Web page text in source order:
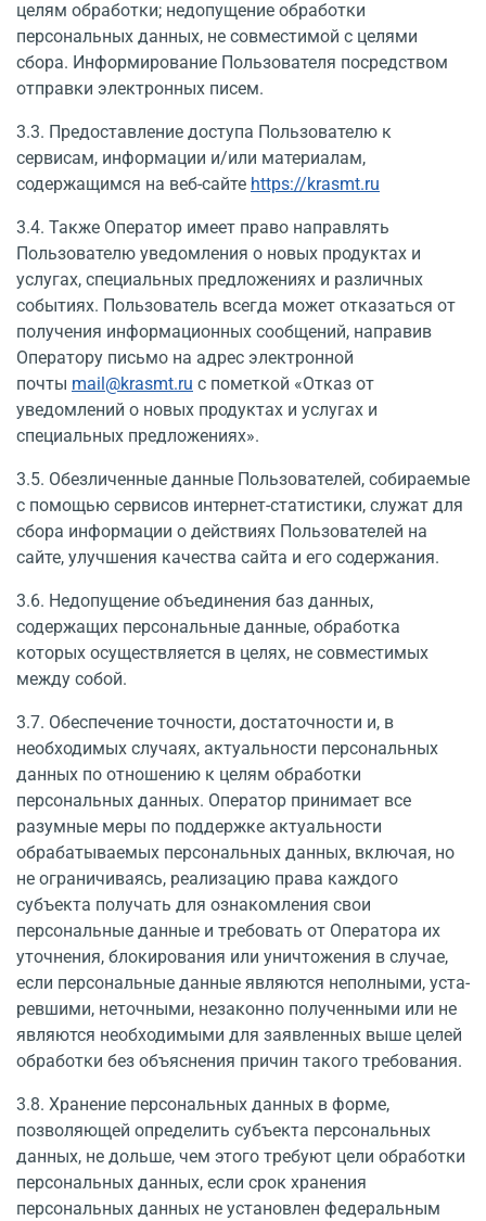
целям обработки; недопущение обработки
персональных дан­ных, не совместимой с целями
сбора. Информирование Пользователя посредством
отправки электронных писем.
3.3. Предоставление доступа Пользователю к
сервисам, информации и/или материалам,
содержащимся на веб-сайте https://krasmt.ru
3.4. Также Оператор имеет право направлять
Пользователю уведомления о новых продуктах и
услугах, специальных предложениях и различных
событиях. Пользователь всегда может отказаться от
получения информационных сообщений, направив
Оператору письмо на адрес электронной
почты mail@krasmt.ru с пометкой «Отказ от
уведомлений о новых продуктах и услугах и
специальных предложениях».
3.5. Обезличенные данные Пользователей, собираемые
с помощью сервисов интернет-статистики, служат для
сбора информации о действиях Пользователей на
сайте, улучшения качества сайта и его содержания.
3.6. Недопущение объединения баз данных,
содержащих персональные данные, об­работка
которых осуществляется в целях, не совместимых
между собой.
3.7. Обеспечение точности, достаточности и, в
необходимых случаях, актуальности персональных
данных по отношению к целям обработки
персональных данных. Оператор принимает все
разумные меры по поддержке актуальности
обрабатываемых персональных данных, включая, но
не ограничиваясь, реализацию права каждого
субъекта получать для ознакомления свои
персональные данные и требовать от Оператора их
уточнения, блокиро­вания или уничтожения в случае,
если персональные данные являются неполными, уста­
ревшими, неточными, незаконно полученными или не
являются необходимыми для заяв­ленных выше целей
обработки без объяснения причин такого требования.
3.8. Хранение персональных данных в форме,
позволяющей определить субъекта персональных
данных, не дольше, чем этого требуют цели обработки
персональных дан­ных, если срок хранения
персональных данных не установлен федеральным